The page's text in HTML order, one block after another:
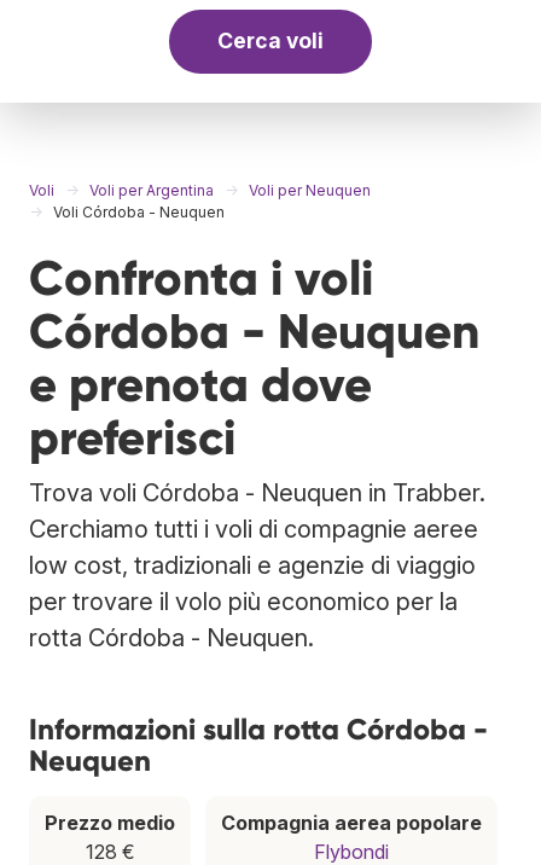
Cerca voli
Voli Voli per Argentina
Voli per Neuquen
Voli Córdoba - Neuquen
Confronta i voli
Córdoba - Neuquen
e prenota dove
preferisci
Trova voli Córdoba - Neuquen in Trabber.
Cerchiamo tutti i voli di compagnie aeree
low cost, tradizionali e agenzie di viaggio
per trovare il volo più economico per la
rotta Córdoba - Neuquen.
Informazioni sulla rotta Córdoba -
Neuquen
Prezzo medio
128 €
Compagnia aerea popolare
Flybondi